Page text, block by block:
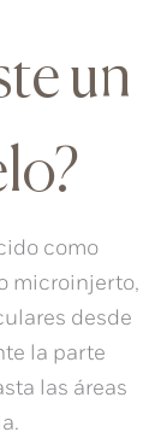
un
como
microinjerto,
desde
la parte
las áreas